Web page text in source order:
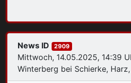
Mittwoch, 14.05.2025, 14:39
Winterberg bei Schierke,
News ID 2909